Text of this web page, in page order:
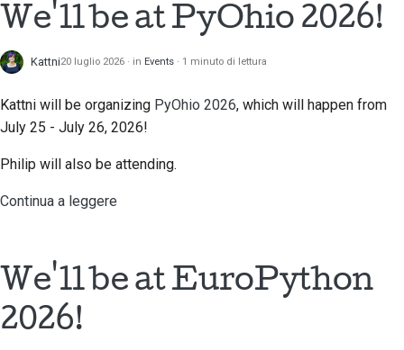
தமிழ்
中文(繁體)
Configurazione di un
ambiente di sviluppo
Riproduzione di un
Documentazione
2016
2015
2014
We'll be at PyOhio 2026!
Kattni20 luglio 2026 in Events 1 minuto di lettura
Kattni will be organizing PyOhio 2026, which will happen from
July 25 - July 26, 2026!
Philip will also be attending.
Continua a leggere
We'll be at EuroPython
2026!